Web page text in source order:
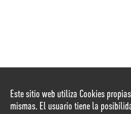
Este sitio web utiliza Cookies
mismas. El usuario tiene la